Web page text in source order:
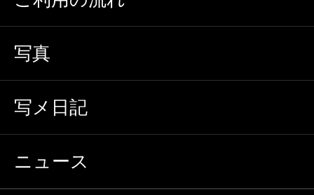
写真
写メ日記
ニュース